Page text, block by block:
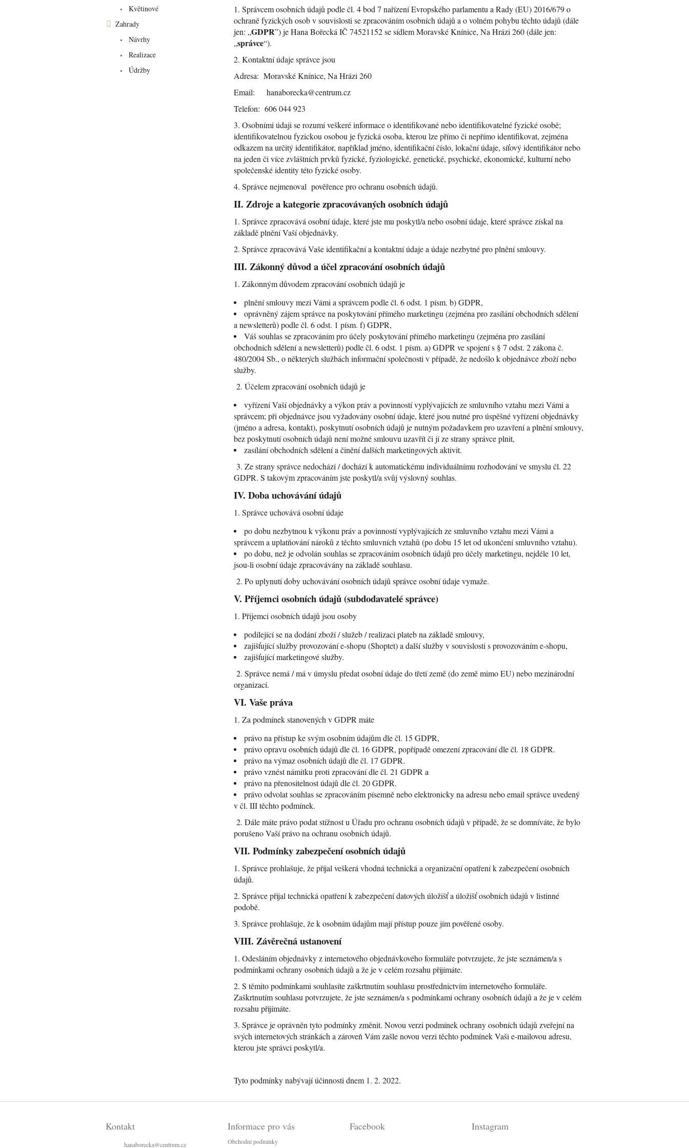
Květinové
Zahrady
Návrhy
Realizace
Údržby
1. Správcem osobních údajů podle čl. 4 bod 7 nařízení Evropského parlamentu a Rady (EU) 2016/679 o
ochraně fyzických osob v souvislosti se zpracováním osobních údajů a o volném pohybu těchto údajů (dále
jen: „GDPR”) je Hana Bořecká IČ 74521152 se sídlem Moravské Knínice, Na Hrázi 260 (dále jen:
„správce“).
2. Kontaktní údaje správce jsou
Adresa: Moravské Knínice, Na Hrázi 260
Email: hanaborecka@centrum.cz
Telefon: 606 044 923
3. Osobními údaji se rozumí veškeré informace o identifikované nebo identifikovatelné fyzické osobě;
identifikovatelnou fyzickou osobou je fyzická osoba, kterou lze přímo či nepřímo identifikovat, zejména
odkazem na určitý identifikátor, například jméno, identifikační číslo, lokační údaje, síťový identifikátor nebo
na jeden či více zvláštních prvků fyzické, fyziologické, genetické, psychické, ekonomické, kulturní nebo
společenské identity této fyzické osoby.
4. Správce nejmenoval pověřence pro ochranu osobních údajů.
II. Zdroje a kategorie zpracovávaných osobních údajů
1. Správce zpracovává osobní údaje, které jste mu poskytl/a nebo osobní údaje, které správce získal na
základě plnění Vaší objednávky.
2. Správce zpracovává Vaše identifikační a kontaktní údaje a údaje nezbytné pro plnění smlouvy.
III. Zákonný důvod a účel zpracování osobních údajů
1. Zákonným důvodem zpracování osobních údajů je
plnění smlouvy mezi Vámi a správcem podle čl. 6 odst. 1 písm. b) GDPR,
oprávněný zájem správce na poskytování přímého marketingu (zejména pro zasílání obchodních sdělení
a newsletterů) podle čl. 6 odst. 1 písm. f) GDPR,
Váš souhlas se zpracováním pro účely poskytování přímého marketingu (zejména pro zasílání
obchodních sdělení a newsletterů) podle čl. 6 odst. 1 písm. a) GDPR ve spojení s § 7 odst. 2 zákona č.
480/2004 Sb., o některých službách informační společnosti v případě, že nedošlo k objednávce zboží nebo
služby.
2. Účelem zpracování osobních údajů je
vyřízení Vaší objednávky a výkon práv a povinností vyplývajících ze smluvního vztahu mezi Vámi a
správcem; při objednávce jsou vyžadovány osobní údaje, které jsou nutné pro úspěšné vyřízení objednávky
(jméno a adresa, kontakt), poskytnutí osobních údajů je nutným požadavkem pro uzavření a plnění smlouvy,
bez poskytnutí osobních údajů není možné smlouvu uzavřít či jí ze strany správce plnit,
zasílání obchodních sdělení a činění dalších marketingových aktivit.
3. Ze strany správce nedochází / dochází k automatickému individuálnímu rozhodování ve smyslu čl. 22
GDPR. S takovým zpracováním jste poskytl/a svůj výslovný souhlas.
IV. Doba uchovávání údajů
1. Správce uchovává osobní údaje
po dobu nezbytnou k výkonu práv a povinností vyplývajících ze smluvního vztahu mezi Vámi a
správcem a uplatňování nároků z těchto smluvních vztahů (po dobu 15 let od ukončení smluvního vztahu).
po dobu, než je odvolán souhlas se zpracováním osobních údajů pro účely marketingu, nejdéle 10 let,
jsou-li osobní údaje zpracovávány na základě souhlasu.
2. Po uplynutí doby uchovávání osobních údajů správce osobní údaje vymaže.
V. Příjemci osobních údajů (subdodavatelé správce)
1. Příjemci osobních údajů jsou osoby
podílející se na dodání zboží / služeb / realizaci plateb na základě smlouvy,
zajišťující služby provozování e-shopu (Shoptet) a další služby v souvislosti s provozováním e-shopu,
zajišťující marketingové služby.
2. Správce nemá / má v úmyslu předat osobní údaje do třetí země (do země mimo EU) nebo mezinárodní
organizaci.
VI. Vaše práva
1. Za podmínek stanovených v GDPR máte
právo na přístup ke svým osobním údajům dle čl. 15 GDPR,
právo opravu osobních údajů dle čl. 16 GDPR, popřípadě omezení zpracování dle čl. 18 GDPR.
právo na výmaz osobních údajů dle čl. 17 GDPR.
právo vznést námitku proti zpracování dle čl. 21 GDPR a
právo na přenositelnost údajů dle čl. 20 GDPR.
právo odvolat souhlas se zpracováním písemně nebo elektronicky na adresu nebo email správce uvedený
v čl. III těchto podmínek.
2. Dále máte právo podat stížnost u Úřadu pro ochranu osobních údajů v případě, že se domníváte, že bylo
porušeno Vaší právo na ochranu osobních údajů.
VII. Podmínky zabezpečení osobních údajů
1. Správce prohlašuje, že přijal veškerá vhodná technická a organizační opatření k zabezpečení osobních
údajů.
2. Správce přijal technická opatření k zabezpečení datových úložišť a úložišť osobních údajů v listinné
podobě.
3. Správce prohlašuje, že k osobním údajům mají přístup pouze jím pověřené osoby.
VIII. Závěrečná ustanovení
1. Odesláním objednávky z internetového objednávkového formuláře potvrzujete, že jste seznámen/a s
podmínkami ochrany osobních údajů a že je v celém rozsahu přijímáte.
2. S těmito podmínkami souhlasíte zaškrtnutím souhlasu prostřednictvím internetového formuláře.
Zaškrtnutím souhlasu potvrzujete, že jste seznámen/a s podmínkami ochrany osobních údajů a že je v celém
rozsahu přijímáte.
3. Správce je oprávněn tyto podmínky změnit. Novou verzi podmínek ochrany osobních údajů zveřejní na
svých internetových stránkách a zároveň Vám zašle novou verzi těchto podmínek Vaši e-mailovou adresu,
kterou jste správci poskytl/a.
Tyto podmínky nabývají účinnosti dnem 1. 2. 2022.
Z
Kontakt
hanaborecka@centrum.cz
Informace pro vás
Obchodní podmínky
Facebook Instagram